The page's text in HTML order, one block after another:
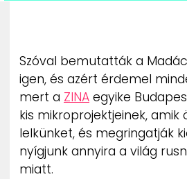
UTCA
ZENE
MÉDIAAJÁNLAT
IMPRESSZUM
PR-ARCHÍVUM
Szóval bemutatták a
igen, és azért érdemel
mert a ZINA egyike
kis mikroprojektjeinek, amik
lelkünket, és megringatják
nyígjunk annyira a világ
miatt.